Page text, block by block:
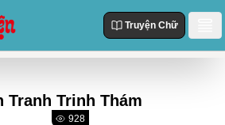
Truyện Chữ
Tranh Trinh Thám
928